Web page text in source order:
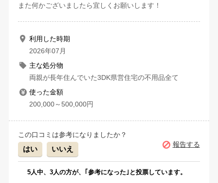
また何かございましたら宜しくお願いします！
利用した時期
2026年07月
主な処分物
両親が長年住んでいた3DK県営住宅の不用品全て
使った金額
200,000～500,000円
この口コミは参考になりましたか？
はい いいえ
報告する
5 人中、3 人の方が、｢参考になった｣と投票しています。